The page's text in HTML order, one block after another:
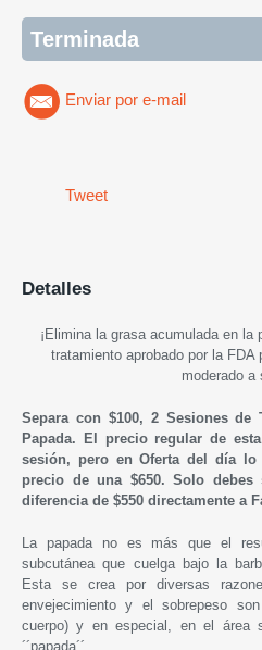
Terminada
Enviar por e-mail
Tweet
Detalles
¡Elimina la grasa acumulada en
tratamiento aprobado por la FDA
moderado a
Separa con $100, 2 Sesiones de
Papada. El precio regular de
sesión, pero en Oferta del día
precio de una $650. Solo
diferencia de $550 directamente a
La papada no es más que el
subcutánea que cuelga bajo la
Esta se crea por diversas
envejecimiento y el sobrepeso
cuerpo) y en especial, en el área
´´papada´´.